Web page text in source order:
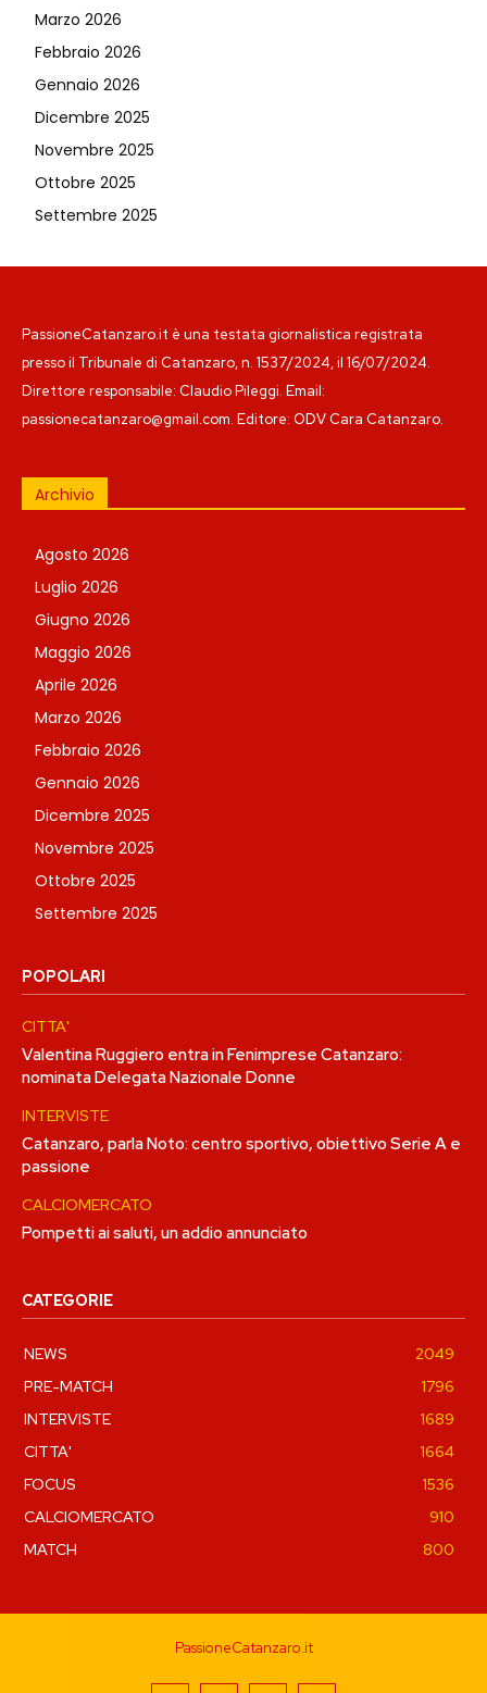
Marzo 2026
Febbraio 2026
Gennaio 2026
Dicembre 2025
Novembre 2025
Ottobre 2025
Settembre 2025
PassioneCatanzaro.it è una testata giornalistica registrata
presso il Tribunale di Catanzaro, n. 1537/2024, il 16/07/2024.
Direttore responsabile: Claudio Pileggi. Email:
passionecatanzaro@gmail.com. Editore: ODV Cara Catanzaro.
Archivio
Agosto 2026
Luglio 2026
Giugno 2026
Maggio 2026
Aprile 2026
Marzo 2026
Febbraio 2026
Gennaio 2026
Dicembre 2025
Novembre 2025
Ottobre 2025
Settembre 2025
POPOLARI
CITTA'
Valentina Ruggiero entra in Fenimprese Catanzaro:
nominata Delegata Nazionale Donne
INTERVISTE
Catanzaro, parla Noto: centro sportivo, obiettivo Serie A e
passione
CALCIOMERCATO
Pompetti ai saluti, un addio annunciato
CATEGORIE
NEWS
2049
PRE-MATCH
1796
INTERVISTE
1689
CITTA'
1664
FOCUS
1536
CALCIOMERCATO
910
MATCH
800
PassioneCatanzaro.it